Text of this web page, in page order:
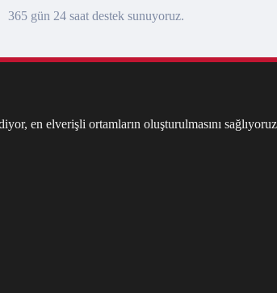
365 gün 24 saat destek sunuyoruz.
en elverişli ortamların oluşturulmasını